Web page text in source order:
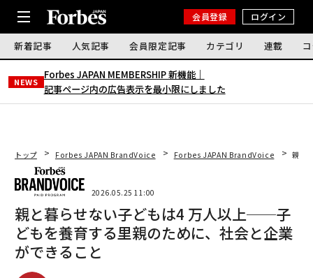
会員登録 ログイン
新着記事 人気記事 会員限定記事 カテゴリ 連載
NEWS
Forbes JAPAN MEMBERSHIP 新機能｜
記事ページ内の広告表示を最小限にしました
トップ Forbes JAPAN BrandVoice Forbes JAPAN BrandVoice 親と
2026.05.25 11:00
親と暮らせない子どもは4 万人以上──子
どもを養育する里親のために、社会と企業
ができること